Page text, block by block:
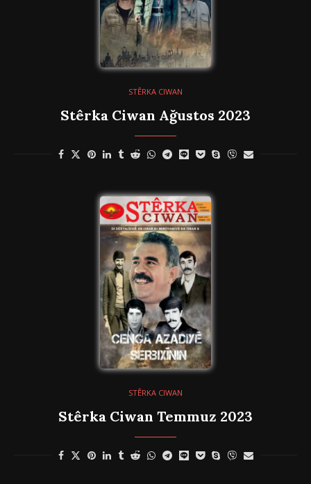
STÊRKA CIWAN
Stêrka Ciwan Ağustos 2023
STÊRKA CIWAN
Stêrka Ciwan Temmuz 2023